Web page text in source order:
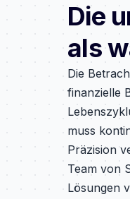
Die
als
Die
finanzielle
muss
Präzision
Team von
Lösungen